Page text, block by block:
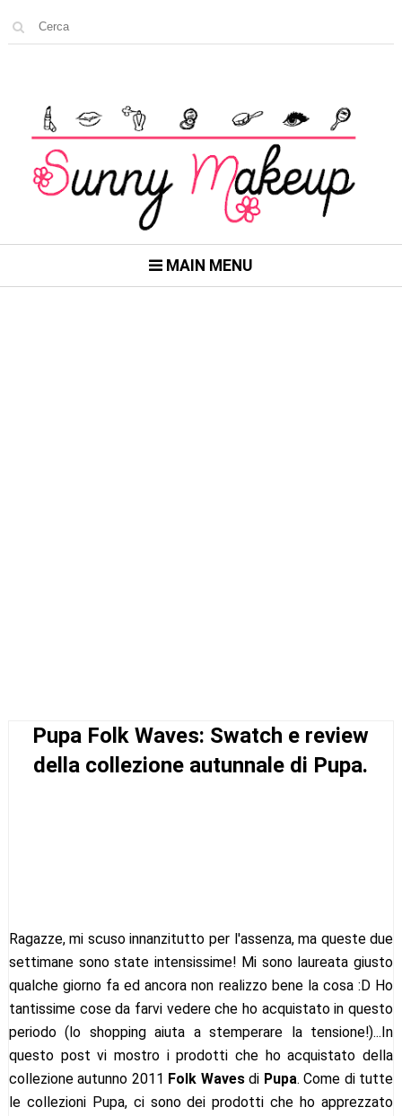
MAIN MENU
Pupa Folk Waves: Swatch e review
della collezione autunnale di Pupa.
Ragazze, mi scuso innanzitutto per l'assenza, ma queste due
settimane sono state intensissime! Mi sono laureata giusto
qualche giorno fa ed ancora non realizzo bene la cosa :D Ho
tantissime cose da farvi vedere che ho acquistato in questo
periodo (lo shopping aiuta a stemperare la tensione!)...In
questo post vi mostro i prodotti che ho acquistato della
collezione autunno 2011 Folk Wavesdi Pupa. Come di tutte
le collezioni Pupa, ci sono dei prodotti che ho apprezzato